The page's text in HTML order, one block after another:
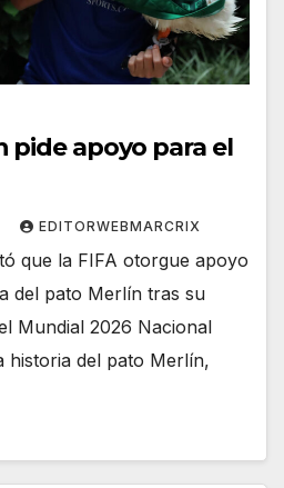
pide apoyo para el
EDITORWEBMARCRIX
que la FIFA otorgue apoyo
del pato Merlín tras su
Mundial 2026 Nacional
historia del pato Merlín,